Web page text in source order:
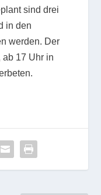
sind drei
in den
werden. Der
ab 17 Uhr in